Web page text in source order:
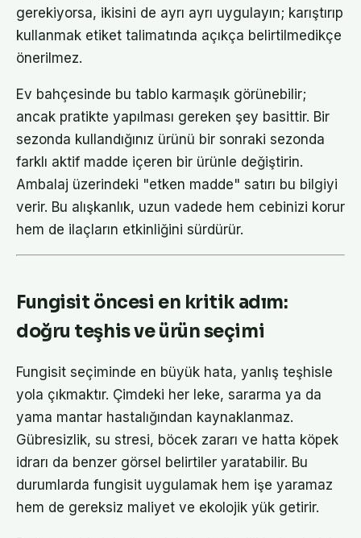
gerekiyorsa, ikisini de ayrı ayrı uygulayın; karıştırıp
kullanmak etiket talimatında açıkça belirtilmedikçe
önerilmez.
Ev bahçesinde bu tablo karmaşık görünebilir;
ancak pratikte yapılması gereken şey basittir. Bir
sezonda kullandığınız ürünü bir sonraki sezonda
farklı aktif madde içeren bir ürünle değiştirin.
Ambalaj üzerindeki "etken madde" satırı bu bilgiyi
verir. Bu alışkanlık, uzun vadede hem cebinizi korur
hem de ilaçların etkinliğini sürdürür.
Fungisit öncesi en kritik adım:
doğru teşhis ve ürün seçimi
Fungisit seçiminde en büyük hata, yanlış teşhisle
yola çıkmaktır. Çimdeki her leke, sararma ya da
yama mantar hastalığından kaynaklanmaz.
Gübresizlik, su stresi, böcek zararı ve hatta köpek
idrarı da benzer görsel belirtiler yaratabilir. Bu
durumlarda fungisit uygulamak hem işe yaramaz
hem de gereksiz maliyet ve ekolojik yük getirir.